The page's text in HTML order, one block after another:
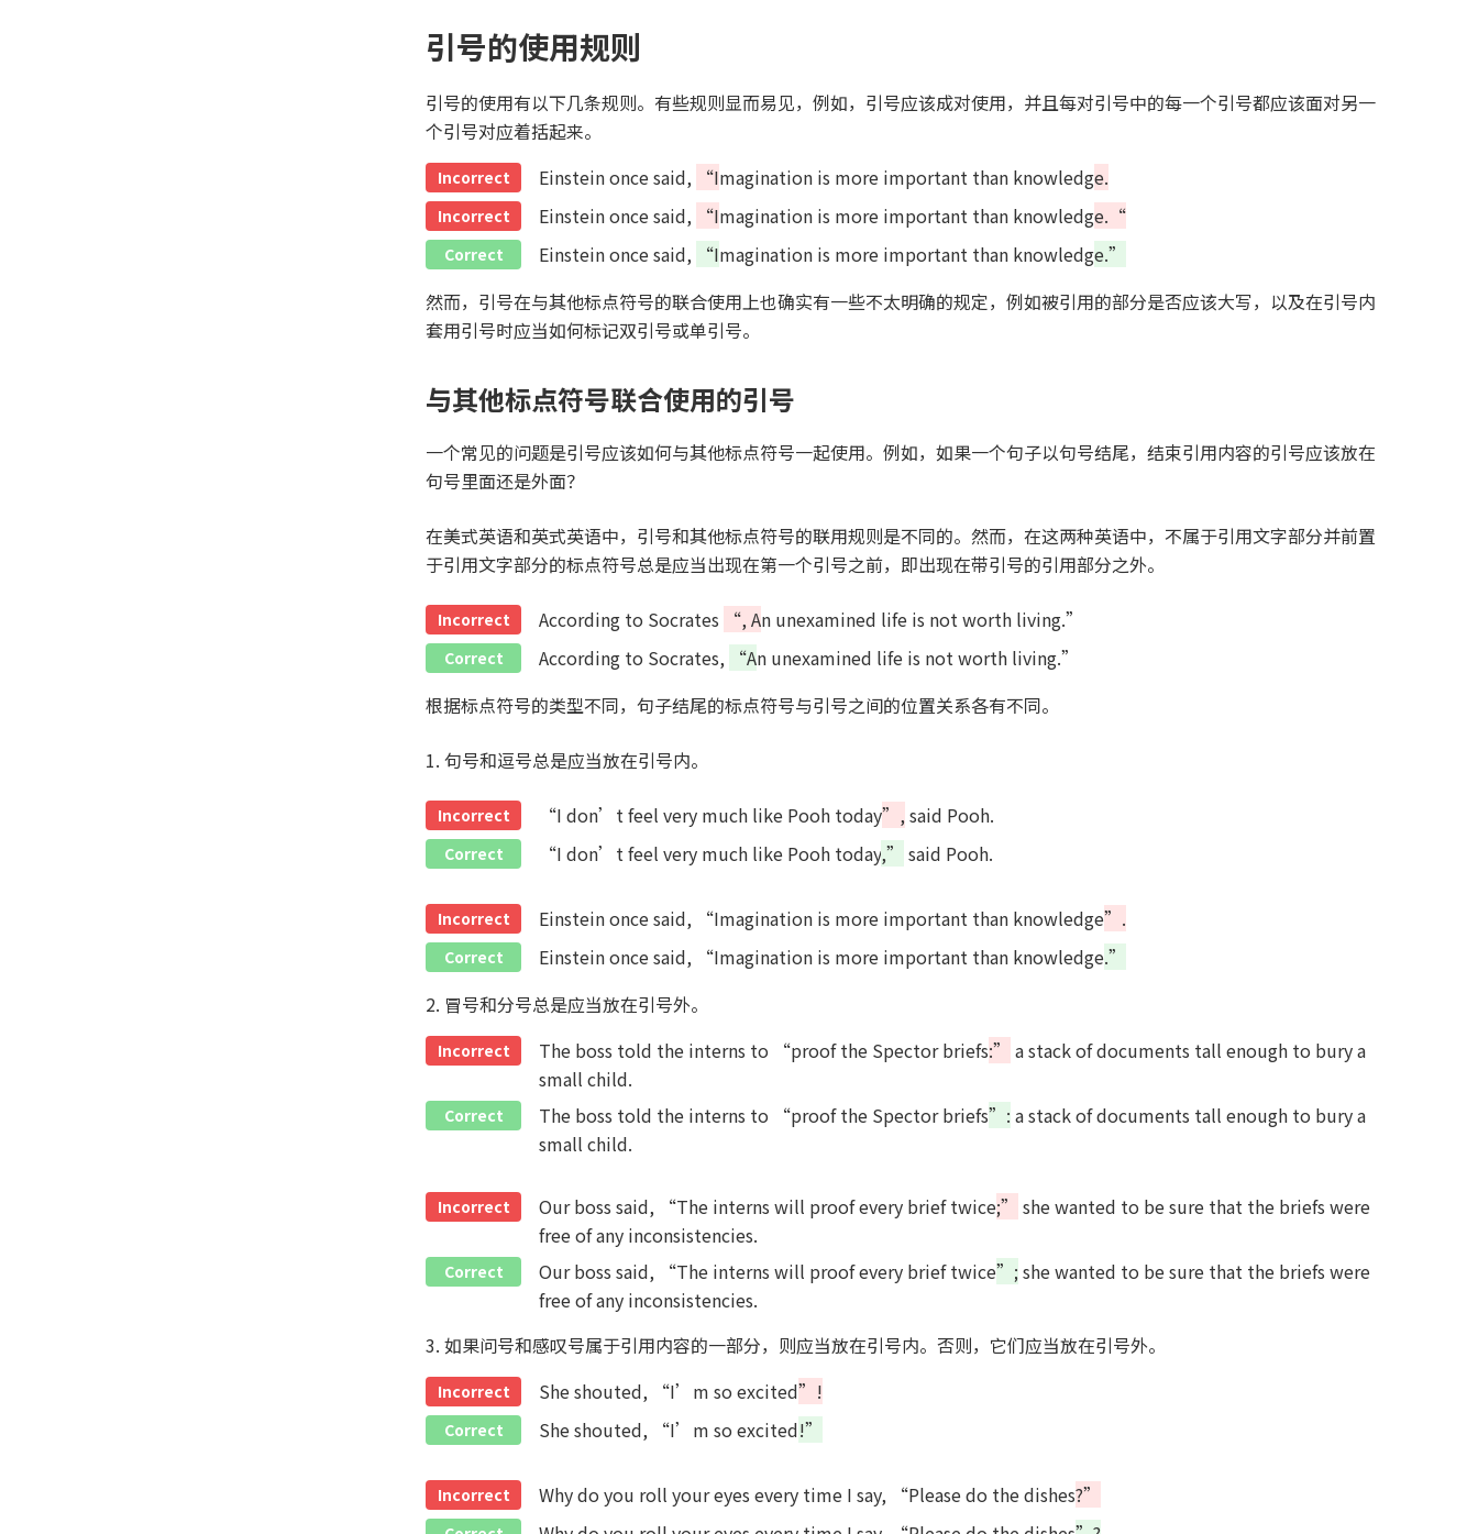
引号的使用规则
引号的使用有以下几条规则。有些规则显而易见，例如，引号应该成对使用，并且每对引号中的每一个引号都应该面对另一
个引号对应着括起来。
Incorrect Einstein once said, “Imagination is more important than knowledge.
Incorrect Einstein once said, “Imagination is more important than knowledge.“
Correct Einstein once said, “Imagination is more important than knowledge.”
然而，引号在与其他标点符号的联合使用上也确实有一些不太明确的规定，例如被引用的部分是否应该大写，以及在引号内
套用引号时应当如何标记双引号或单引号。
与其他标点符号联合使用的引号
一个常见的问题是引号应该如何与其他标点符号一起使用。例如，如果一个句子以句号结尾，结束引用内容的引号应该放在
句号里面还是外面？
在美式英语和英式英语中，引号和其他标点符号的联用规则是不同的。然而，在这两种英语中，不属于引用文字部分并前置
于引用文字部分的标点符号总是应当出现在第一个引号之前，即出现在带引号的引用部分之外。
Incorrect According to Socrates “, An unexamined life is not worth living.”
Correct According to Socrates, “An unexamined life is not worth living.”
根据标点符号的类型不同，句子结尾的标点符号与引号之间的位置关系各有不同。
1. 句号和逗号总是应当放在引号内。
Incorrect “I don’t feel very much like Pooh today”, said Pooh.
Correct “I don’t feel very much like Pooh today,” said Pooh.
Incorrect Einstein once said, “Imagination is more important than knowledge”.
Correct Einstein once said, “Imagination is more important than knowledge.”
2. 冒号和分号总是应当放在引号外。
Incorrect The boss told the interns to “proof the Spector briefs:” a stack of documents tall enough to bury a
small child.
Correct The boss told the interns to “proof the Spector briefs”: a stack of documents tall enough to bury a
small child.
Incorrect Our boss said, “The interns will proof every brief twice;” she wanted to be sure that the briefs were
free of any inconsistencies.
Correct Our boss said, “The interns will proof every brief twice”; she wanted to be sure that the briefs were
free of any inconsistencies.
3. 如果问号和感叹号属于引用内容的一部分，则应当放在引号内。否则，它们应当放在引号外。
Incorrect She shouted, “I’m so excited”!
Correct She shouted, “I’m so excited!”
Incorrect Why do you roll your eyes every time I say, “Please do the dishes?”